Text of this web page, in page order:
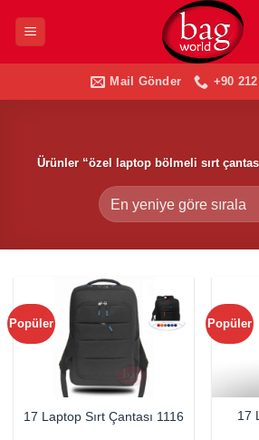
Mail Gönder +90
Ürünler “özel laptop bölmeli sırt
Popüler
17 Laptop Sırt Çantası 1116
Popüler
17